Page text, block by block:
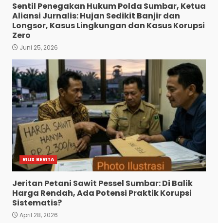
Sentil Penegakan Hukum Polda Sumbar, Ketua
Aliansi Jurnalis: Hujan Sedikit Banjir dan
Longsor, Kasus Lingkungan dan Kasus Korupsi
Zero
Juni 25, 2026
RILIS BERITA
Jeritan Petani Sawit Pessel Sumbar: Di Balik
Harga Rendah, Ada Potensi Praktik Korupsi
Sistematis?
April 28, 2026